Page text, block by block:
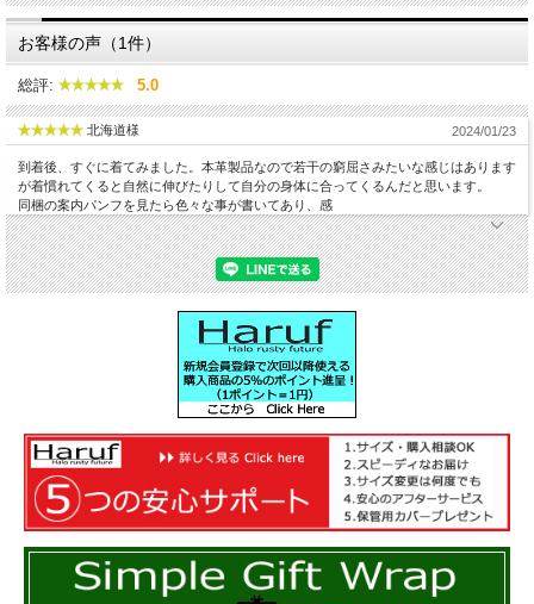
フードのトリミングはゴージャスで暖かな本物ラクーン
ファーを使用。 防寒性に優れているのはレザージャケッ
トとしてのマストポイント。 フード内部のボアが首元を
カバーするので 寒い冬も安心して着こなせるレザーダウ
ンジャケットN3B。
フロントにはフラップ付きのポケットとハンドウォーマ
ーを装備。天然ダウン混合率もダウン90%フェザー10%
お客様の声（1件）
総評: 5.0
北海道様 2024/01/23
到着後、すぐに着てみました。本革製品なので若干の窮屈さみたいな感じはあります
が着慣れてくると自然に伸びたりして自分の身体に合ってくるんだと思います。
同梱の案内パンフを見たら色々な事が書いてあり、感